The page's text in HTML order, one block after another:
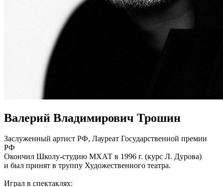
Валерий Владимирович Трошин
Заслуженный артист РФ, Лауреат Государственной премии
РФ
Окончил Школу-студию МХАТ в 1996 г. (курс Л. Дурова)
и был принят в труппу Художественного театра.
Играл в спектаклях: